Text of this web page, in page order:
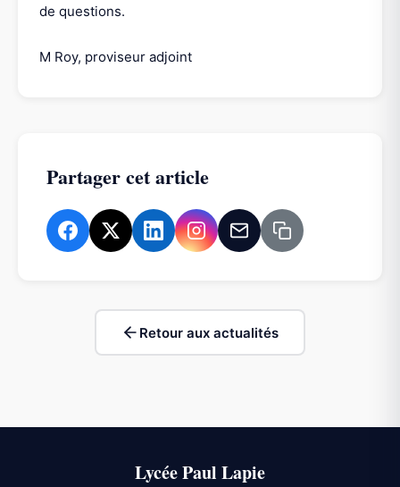
de questions.
M Roy, proviseur adjoint
Partager cet article
Retour aux actualités
Lycée Paul Lapie